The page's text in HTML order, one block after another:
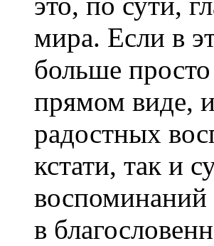
мира. Если в
больше
прямом виде,
радостных
кстати, так и
воспоминаний
в